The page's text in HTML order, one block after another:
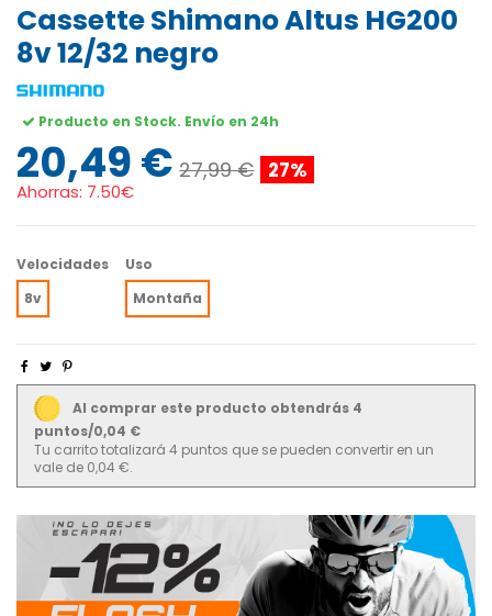
Cassette Shimano Altus HG200
8v 12/32 negro
Producto en Stock. Envío en 24h
20,49 € 27,99 € 27%
Ahorras: 7.50€
Velocidades
8v
Uso
Montaña
Al comprar este producto obtendrás 4
puntos/0,04 €
Tu carrito totalizará 4 puntos que se pueden convertir en un
vale de 0,04 €.